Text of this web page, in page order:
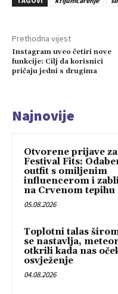
Prethodna vijest
Instagram uveo četiri nove
funkcije: Cilj da korisnici
pričaju jedni s drugima
Najnovije
Otvorene prijave
Festival Fits:
outfit s omiljenim
influencerom i
na Crvenom tepihu
05.08.2026
Toplotni talas
se nastavlja,
otkrili kada nas
osvježenje
04.08.2026